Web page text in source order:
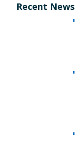
Recent News